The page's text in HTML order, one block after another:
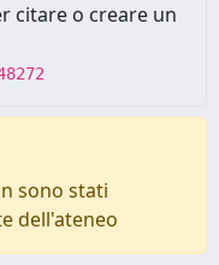
citare o creare un
sono stati
dell'ateneo